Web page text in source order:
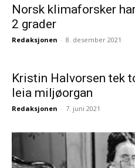
Norsk klimaforsker
2 grader
Redaksjonen - 8. desember 2021
Kristin Halvorsen tek
leia miljøorgan
Redaksjonen - 7. juni 2021